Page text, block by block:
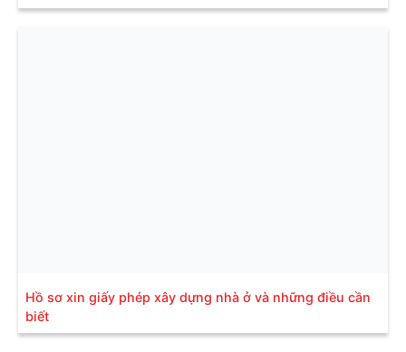
Hồ sơ xin giấy phép xây dựng nhà ở và những điều cần
biết